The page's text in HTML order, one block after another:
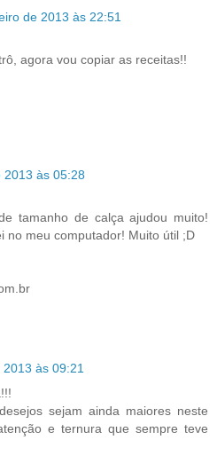
de 2013 às 22:51
agora vou copiar as receitas!!
2013 às 05:28
tamanho de calça ajudou muito!
no meu computador! Muito útil ;D
às 09:21
sejam ainda maiores neste
e ternura que sempre teve